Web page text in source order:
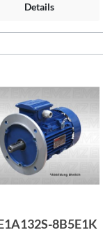
Details
8B5E1K